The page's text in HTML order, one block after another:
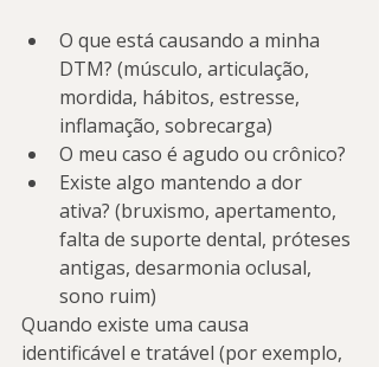
O que está causando a minha
DTM? (músculo, articulação,
mordida, hábitos, estresse,
inflamação, sobrecarga)
O meu caso é agudo ou crônico?
Existe algo mantendo a dor
ativa? (bruxismo, apertamento,
falta de suporte dental, próteses
antigas, desarmonia oclusal,
sono ruim)
Quando existe uma causa
identificável e tratável (por exemplo,